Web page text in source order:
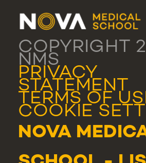
COPYRIGHT
NMS
PRIVACY
STATEMENT
TERMS OF
COOKIE
NOVA